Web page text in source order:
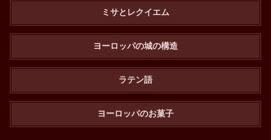
ミサとレクイエム
ヨーロッパの城の構造
ラテン語
ヨーロッパのお菓子